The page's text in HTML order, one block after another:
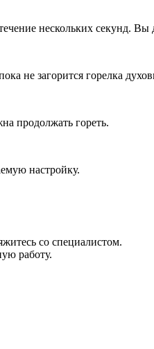
нескольких секунд. Вы
не загорится горелка
продолжать гореть.
настройку.
со специалистом.
работу.